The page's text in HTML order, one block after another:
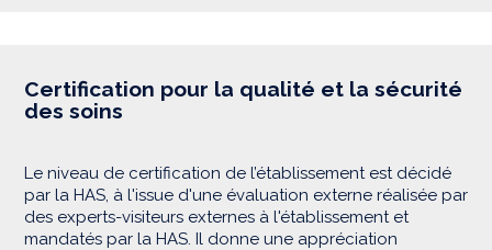
Certification pour la qualité et la sécurité
des soins
Le niveau de certification de l’établissement est décidé
par la HAS, à l'issue d'une évaluation externe réalisée par
des experts-visiteurs externes à l'établissement et
mandatés par la HAS. Il donne une appréciation